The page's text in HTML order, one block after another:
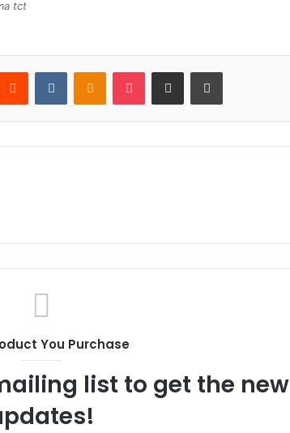
tct
Reddit VKontakteOdnoklassniki
Pocket Share via Email Print
You Purchase
list to get the new